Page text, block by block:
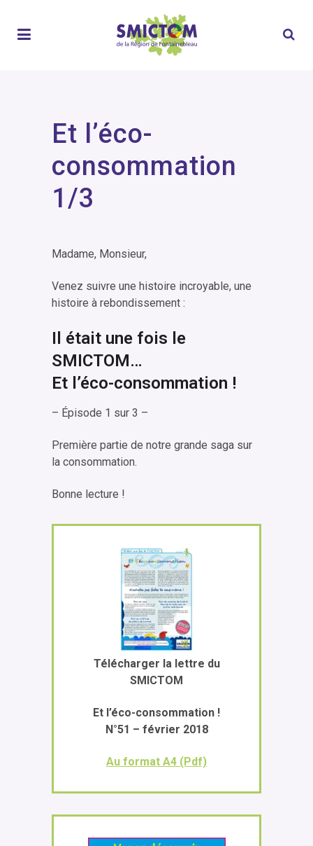
Et l’éco-
consommation
1/3
Madame, Monsieur,
Venez suivre une histoire incroyable, une
histoire à rebondissement :
Il était une fois le
SMICTOM…
Et l’éco-consommation !
– Épisode 1 sur 3 –
Première partie de notre grande saga sur
la consommation.
Bonne lecture !
Télécharger la lettre du
SMICTOM
Et l’éco-consommation !
N°51 – février 2018
Au format A4 (Pdf)